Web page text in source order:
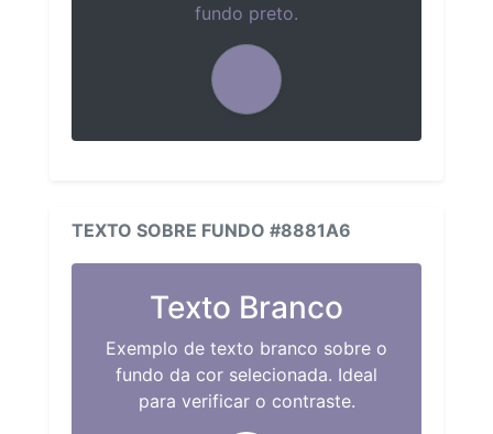
fundo preto.
TEXTO SOBRE FUNDO #8881A6
Texto Branco
Exemplo de texto branco sobre o
fundo da cor selecionada. Ideal
para verificar o contraste.